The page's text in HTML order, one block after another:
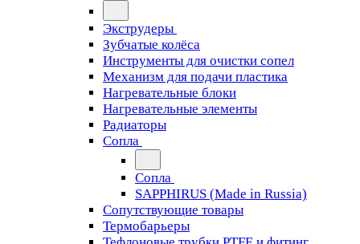
Экструдеры
Зубчатые колёса
Инструменты для очистки сопел
Механизм для подачи пластика
Нагревательные блоки
Нагревательные элементы
Радиаторы
Сопла
Сопла
SAPPHIRUS (Made in Russia)
Сопутствующие товары
Термобарьеры